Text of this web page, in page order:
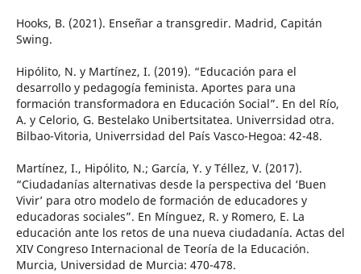
Hooks, B. (2021). Enseñar a transgredir. Madrid, Capitán
Swing.
Hipólito, N. y Martínez, I. (2019). “Educación para el
desarrollo y pedagogía feminista. Aportes para una
formación transformadora en Educación Social”. En del Río,
A. y Celorio, G. Bestelako Unibertsitatea. Univerrsidad otra.
Bilbao-Vitoria, Univerrsidad del País Vasco-Hegoa: 42-48.
Martínez, I., Hipólito, N.; García, Y. y Téllez, V. (2017).
“Ciudadanías alternativas desde la perspectiva del ‘Buen
Vivir’ para otro modelo de formación de educadores y
educadoras sociales”. En Mínguez, R. y Romero, E. La
educación ante los retos de una nueva ciudadanía. Actas del
XIV Congreso Internacional de Teoría de la Educación.
Murcia, Universidad de Murcia: 470-478.